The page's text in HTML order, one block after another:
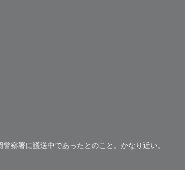
察署に護送中であったとのこと。かなり近い。